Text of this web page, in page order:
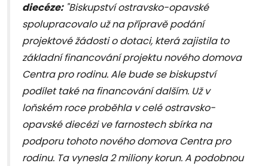
diecéze:"Biskupství ostravsko-opavské
spolupracovalo už na přípravě podání
projektové žádosti o dotaci, která zajistila to
základní financování projektu nového domova
Centra pro rodinu. Ale bude se biskupství
podílet také na financování dalším. Už v
loňském roce proběhla v celé ostravsko-
opavské diecézi ve farnostech sbírka na
podporu tohoto nového domova Centra pro
rodinu. Ta vynesla 2 miliony korun. A podobnou